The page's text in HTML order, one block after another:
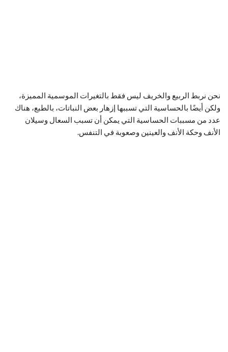
نحن نربط الربيع والخريف ليس فقط بالتغيرات الموسمية المميزة،
ولكن أيضًا بالحساسية التي تسببها إزهار بعض النباتات، بالطبع، هناك
عدد من مسببات الحساسية التي يمكن أن تسبب السعال وسيلان
الأنف وحكة الأنف والعينين وصعوبة في التنفس.